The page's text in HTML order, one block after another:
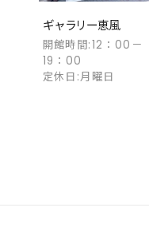
ギャラリー恵風
開館時間:12：00－
19：00
定休日:月曜日